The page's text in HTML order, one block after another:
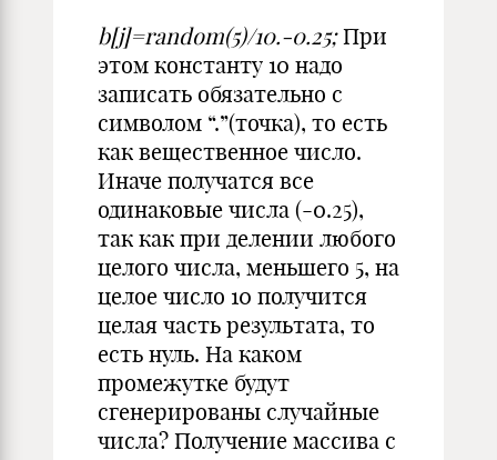
b[j]=random(5)/10.-0.25;При
этом константу 10 надо
записать обязательно с
символом “.”(точка), то есть
как вещественное число.
Иначе получатся все
одинаковые числа (-0.25),
так как при делении любого
целого числа, меньшего 5, на
целое число 10 получится
целая часть результата, то
есть нуль. На каком
промежутке будут
сгенерированы случайные
числа? Получение массива с